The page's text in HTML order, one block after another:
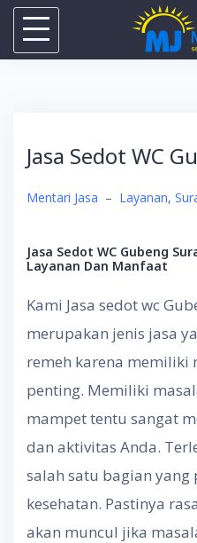
Skip
Jasa Sedot WC
Mentari Jasa – Layanan,
Jasa Sedot WC Gubeng
Layanan Dan Manfaat
Kami Jasa sedot wc
merupakan jenis jasa
remeh karena memiliki
penting. Memiliki
mampet tentu sangat
dan aktivitas Anda.
salah satu bagian
kesehatan. Pastinya
akan muncul jika